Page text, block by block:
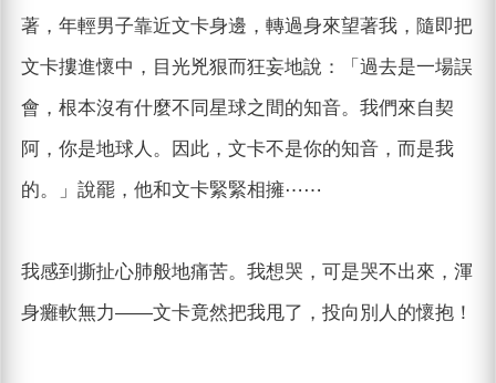
著，年輕男子靠近文卡身邊，轉過身來望著我，隨即把
文卡摟進懷中，目光兇狠而狂妄地說：「過去是一場誤
會，根本沒有什麼不同星球之間的知音。我們來自契
阿，你是地球人。因此，文卡不是你的知音，而是我
的。」說罷，他和文卡緊緊相擁⋯⋯
我感到撕扯心肺般地痛苦。我想哭，可是哭不出來，渾
身癱軟無力——文卡竟然把我甩了，投向別人的懷抱！